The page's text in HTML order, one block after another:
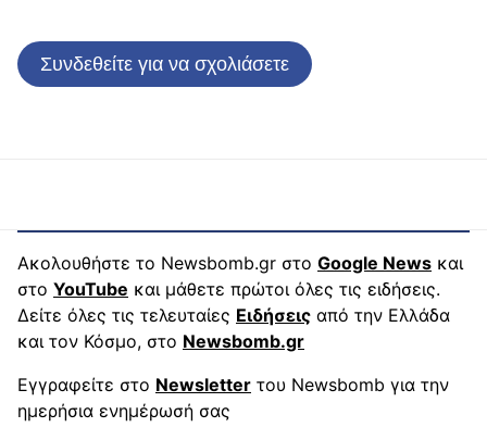
Συνδεθείτε για να σχολιάσετε
Ακολουθήστε το Newsbomb.gr στο Google News και
στο YouTube και μάθετε πρώτοι όλες τις ειδήσεις.
Δείτε όλες τις τελευταίες Ειδήσεις από την Ελλάδα
και τον Κόσμο, στο Newsbomb.gr
Εγγραφείτε στο Newsletter του Newsbomb για την
ημερήσια ενημέρωσή σας